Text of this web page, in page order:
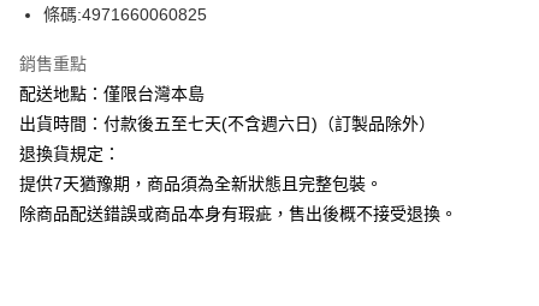
下單前請先詢問庫存
每筆NT$130，滿NT$2,500(含以上)免運費
條碼:4971660060825
銷售重點
配送地點：僅限台灣本島
出貨時間：付款後五至七天(不含週六日)（訂製品除外）
退換貨規定：
提供7天猶豫期，商品須為全新狀態且完整包裝。
除商品配送錯誤或商品本身有瑕疵，售出後概不接受退換。